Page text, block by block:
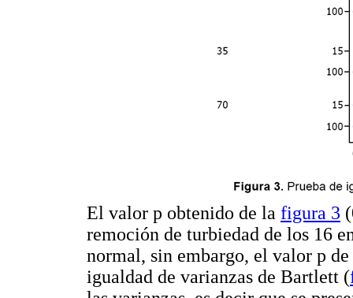
El valor p obtenido de la figura 3
remoción de turbiedad de los 16
normal, sin embargo, el valor p
igualdad de varianzas de Bartlett (